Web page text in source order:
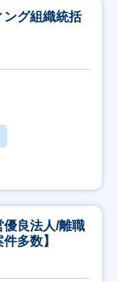
ング組織統括
良法人/離職
多数】